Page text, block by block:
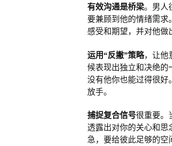
有效沟通是桥梁。男人
要兼顾到他的情绪需求
感受和期望，并对他做
运用“反撇”策略，让他
候表现出独立和决绝的
没有他你也能过得很好
放手。
捕捉复合信号很重要。
透露出对你的关心和思
急，要给彼此足够的空